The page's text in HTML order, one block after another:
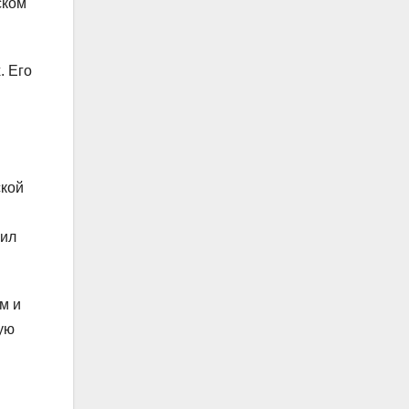
Его
и